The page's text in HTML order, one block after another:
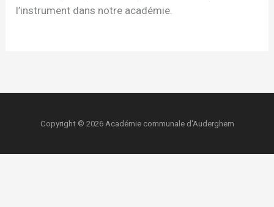
l’instrument dans notre académie.
Copyright © 2026 Académie communale d'Auderghem